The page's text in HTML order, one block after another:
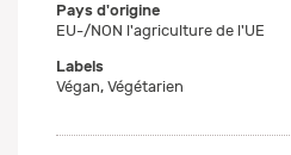
Pays d'origine
EU-/NON l'agriculture de l'UE
Labels
Végan, Végétarien